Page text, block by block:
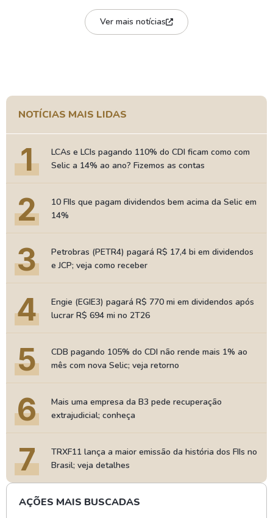
Ver mais notícias
NOTÍCIAS MAIS LIDAS
1
LCAs e LCIs pagando 110% do CDI ficam como com
Selic a 14% ao ano? Fizemos as contas
2
10 FIIs que pagam dividendos bem acima da Selic em
14%
3
Petrobras (PETR4) pagará R$ 17,4 bi em dividendos
e JCP; veja como receber
4
Engie (EGIE3) pagará R$ 770 mi em dividendos após
lucrar R$ 694 mi no 2T26
5
CDB pagando 105% do CDI não rende mais 1% ao
mês com nova Selic; veja retorno
6
Mais uma empresa da B3 pede recuperação
extrajudicial; conheça
7
TRXF11 lança a maior emissão da história dos FIIs no
Brasil; veja detalhes
AÇÕES MAIS BUSCADAS